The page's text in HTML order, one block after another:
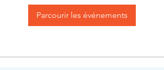
Parcourir les événements